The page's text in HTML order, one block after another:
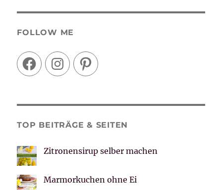
FOLLOW ME
FacebookInstagramPinterest
TOP BEITRÄGE & SEITEN
Zitronensirup selber machen
Marmorkuchen ohne Ei